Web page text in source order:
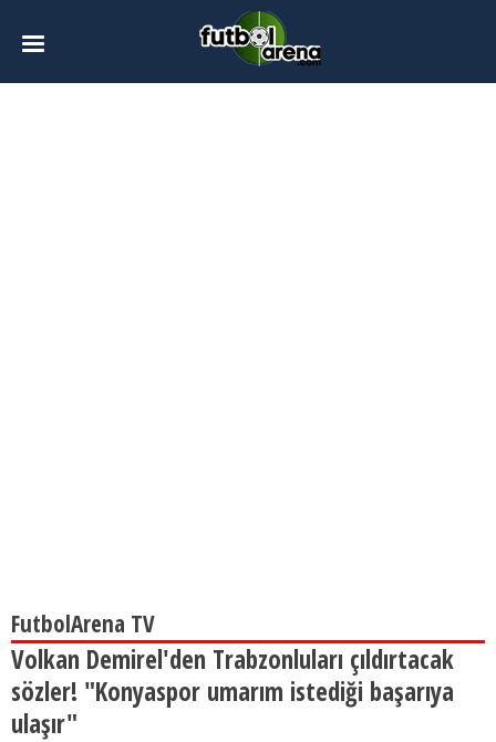
FutbolArena TV
Volkan Demirel'den Trabzonluları çıldırtacak
sözler! "Konyaspor umarım istediği başarıya
ulaşır"